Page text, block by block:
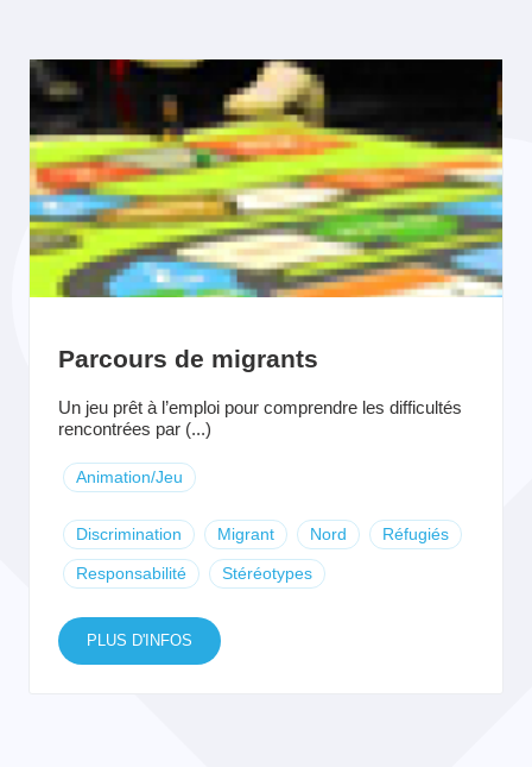
Parcours de migrants
Un jeu prêt à l’emploi pour comprendre les difficultés
rencontrées par (...)
Animation/Jeu
Discrimination Migrant Nord Réfugiés
Responsabilité Stéréotypes
PLUS D'INFOS